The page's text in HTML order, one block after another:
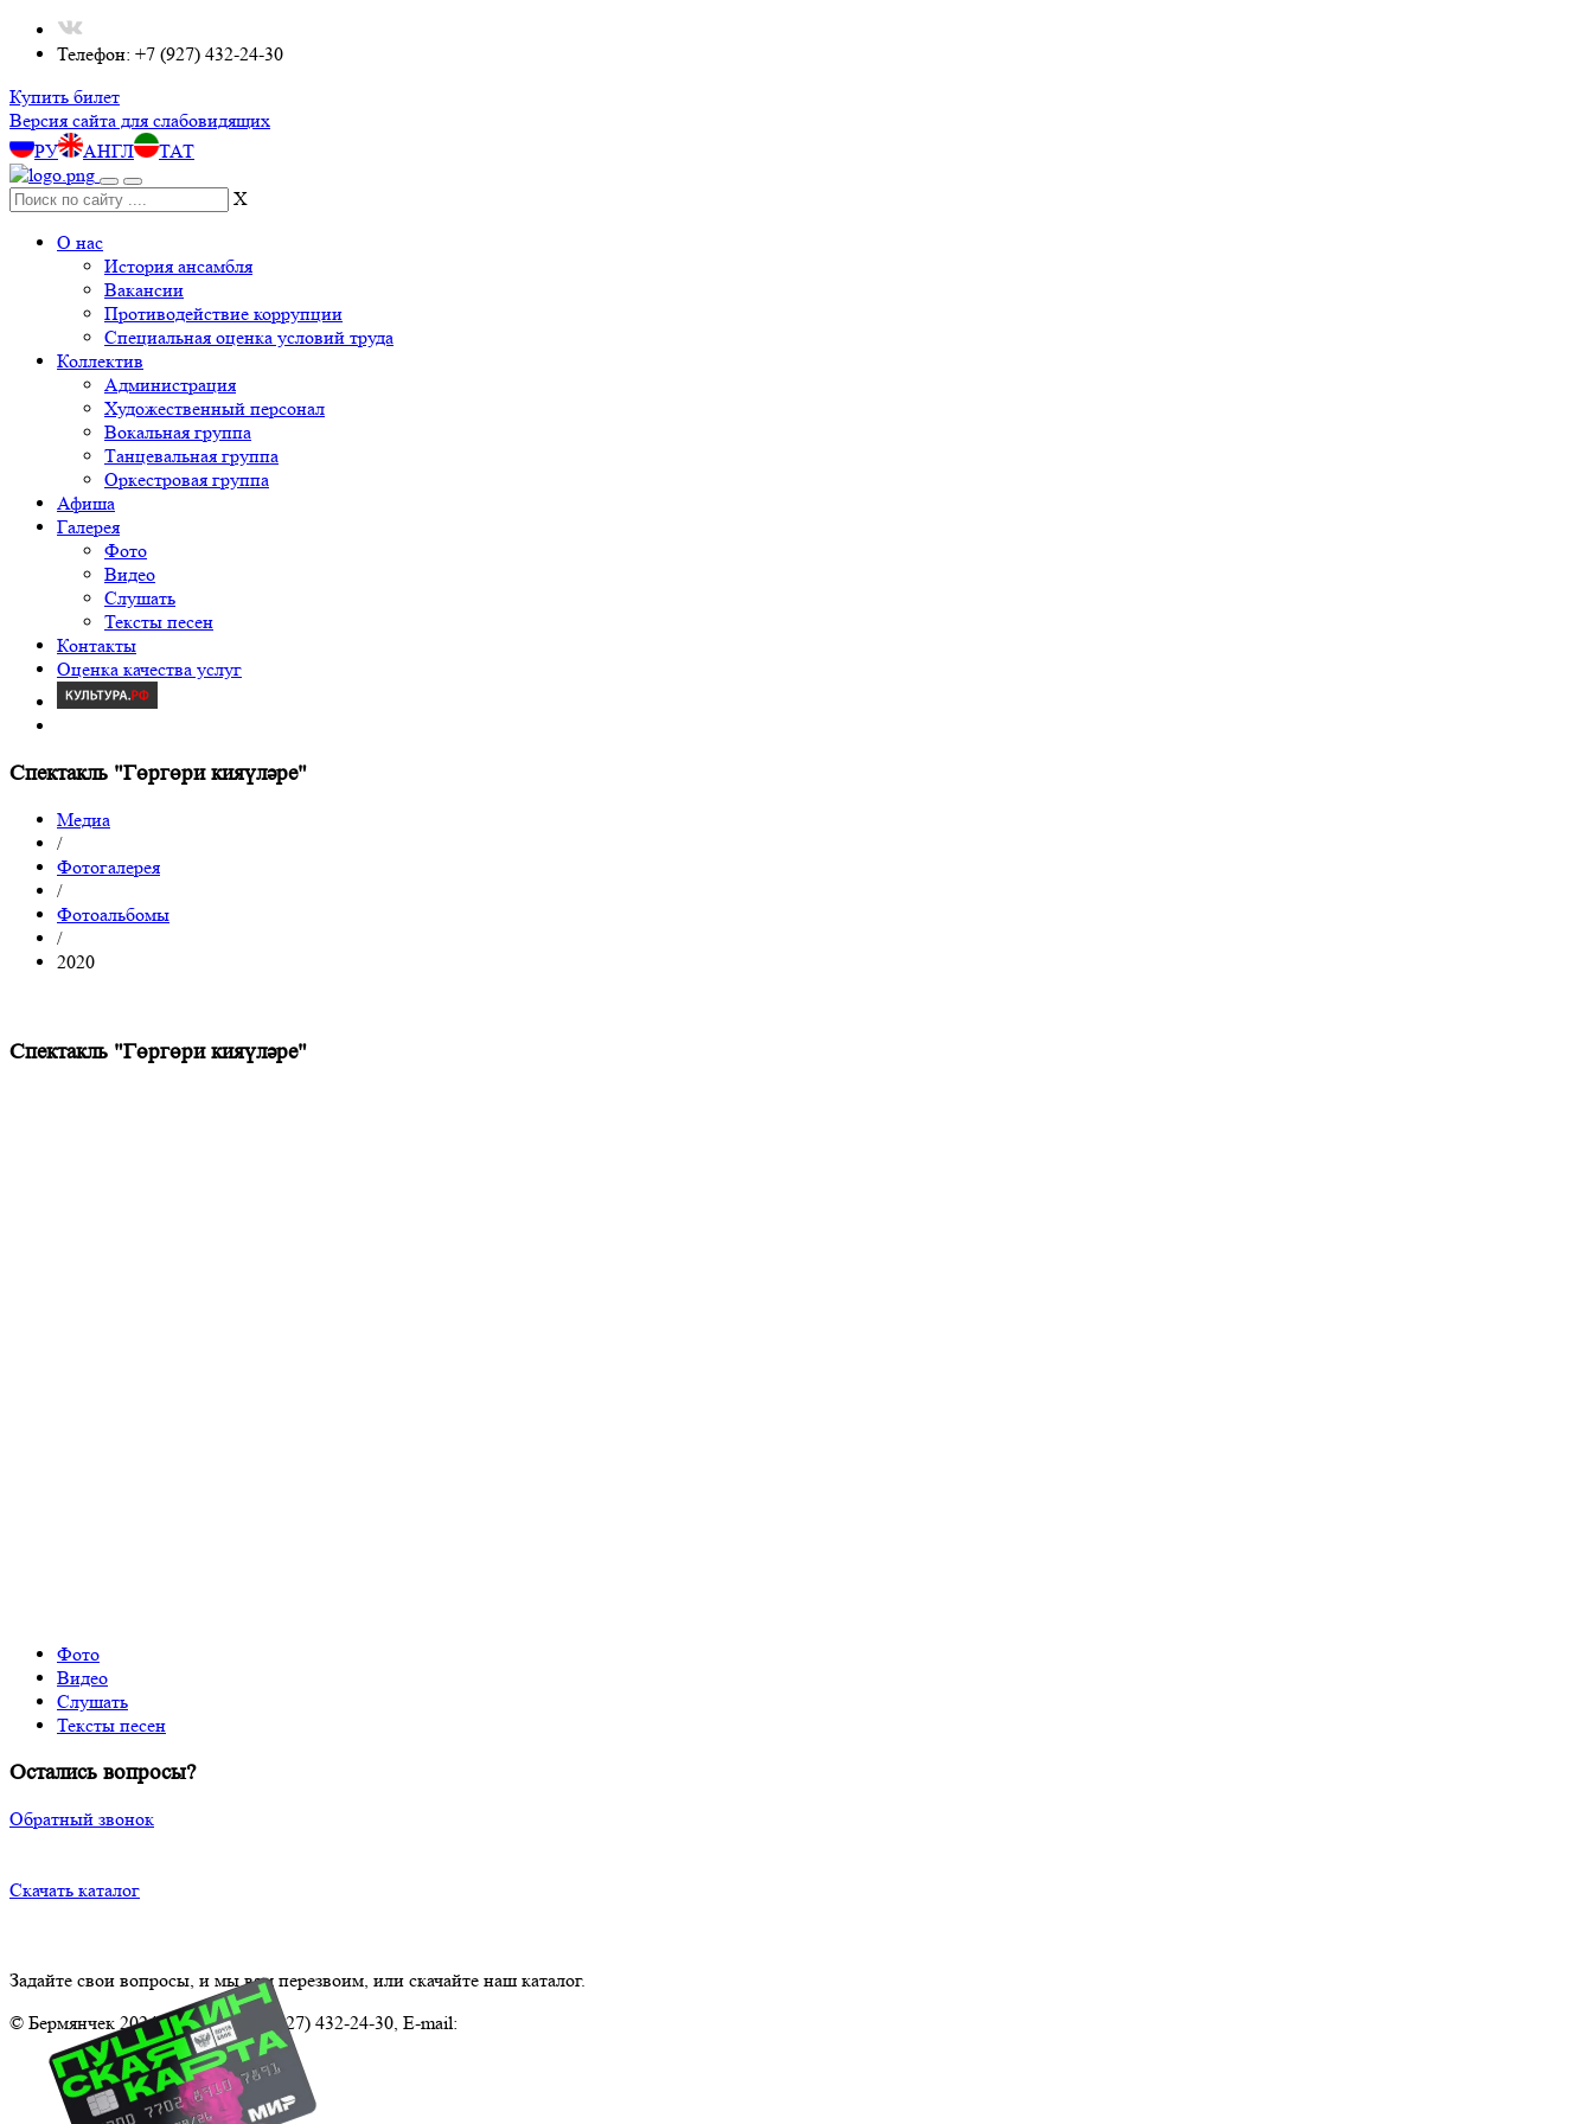
Телефон: +7 (927) 432-24-30
Купить билет
Версия сайта для слабовидящих
РУ
АНГЛ ТАТ
X
О нас
История ансамбля
Вакансии
Противодействие коррупции
Специальная оценка условий труда
Коллектив
Администрация
Художественный персонал
Вокальная группа
Танцевальная группа
Оркестровая группа
Афиша
Галерея
Фото
Видео
Слушать
Тексты песен
Контакты
Оценка качества услуг
Спектакль "Гөргөри кияүләре"
Медиа
/
Фотогалерея
/
Фотоальбомы
/
2020
Спектакль "Гөргөри кияүләре"
Фото
Видео
Слушать
Тексты песен
Остались вопросы?
Обратный звонок
Скачать каталог
Задайте свои вопросы, и мы вам перезвоим, или скачайте наш каталог.
© Бермянчек 2024 Телефон.: +7 (927) 432-24-30, E-mail:
Политика конфиденциальности
Политика обработки персональных данных
Использование файлов cookie